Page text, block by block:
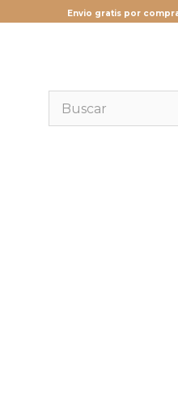
Envio gratis por